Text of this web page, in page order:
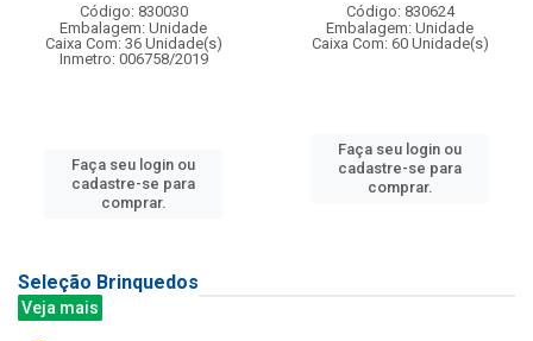
Código: 830030
Embalagem: Unidade
Caixa Com: 36 Unidade(s)
Inmetro: 006758/2019
Faça seu login ou
cadastre-se para
comprar.
Código: 830624
Embalagem: Unidade
Caixa Com: 60 Unidade(s)
Faça seu login ou
cadastre-se para
comprar.
Seleção Brinquedos
Veja mais